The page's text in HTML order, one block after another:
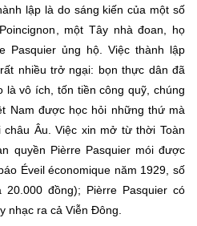
lập là do sáng kiến của một số
một Tây nhà đoan, họ
Pasquier ủng hộ. Việc thành lập
nhiều trở ngại: bọn thực dân đã
là vô ích, tốn tiền công quỹ, chúng
Nam được học hỏi những thứ mà
Âu. Việc xin mở từ thời Toàn
quyền Pièrre Pasquier mói được
Éveil économique năm 1929, số
đồng); Pièrre Pasquier có
nhạc ra cả Viễn Đông.